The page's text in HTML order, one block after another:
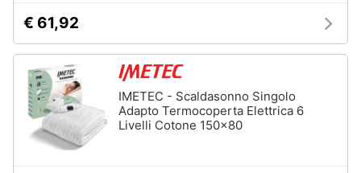
€ 61,92
IMETEC - Scaldasonno Singolo
Adapto Termocoperta Elettrica 6
Livelli Cotone 150x80